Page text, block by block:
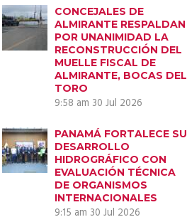
CONCEJALES DE
ALMIRANTE RESPALDAN
POR UNANIMIDAD LA
RECONSTRUCCIÓN DEL
MUELLE FISCAL DE
ALMIRANTE, BOCAS DEL
TORO
9:58 am 30 Jul 2026
PANAMÁ FORTALECE SU
DESARROLLO
HIDROGRÁFICO CON
EVALUACIÓN TÉCNICA
DE ORGANISMOS
INTERNACIONALES
9:15 am 30 Jul 2026